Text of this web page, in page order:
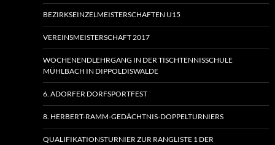
BEZIRKSEINZELMEISTERSCHAFTEN U15
VEREINSMEISTERSCHAFT 2017
WOCHENENDLEHRGANG IN DER TISCHTENNISSCHULE
MÜHLBACH IN DIPPOLDISWALDE
6. ADORFER DORFSPORTFEST
8. HERBERT-RAMM-GEDÄCHTNIS-DOPPELTURNIERS
QUALIFIKATIONSTURNIER ZUR RANGLISTE 1 DER